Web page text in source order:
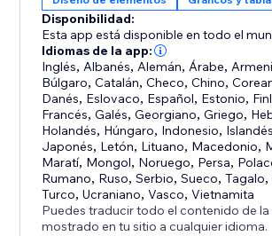
Disponibilidad:
Esta app está disponible en todo el
Idiomas de la app:
Inglés, Albanés, Alemán, Árabe,
Búlgaro,Catalán,Checo,Chino,
Danés, Eslovaco, Español, Estonio,
Francés,Galés,Georgiano,Griego,
Holandés, Húngaro, Indonesio, Islandés
Japonés, Letón, Lituano, Macedonio,
Maratí, Mongol, Noruego, Persa,
Rumano, Ruso,Serbio,Sueco,Tagalo,
Turco,Ucraniano,Vasco,Vietnamita
Puedes traducir todo el contenido de la
mostrado en tu sitio a cualquier idioma.